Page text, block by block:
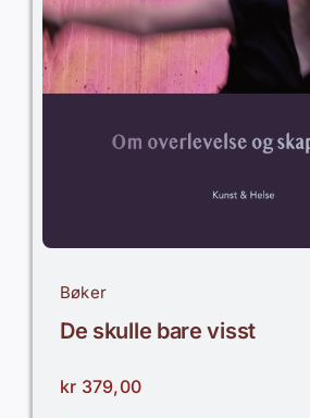
Bøker
De skulle bare visst
kr 379,00